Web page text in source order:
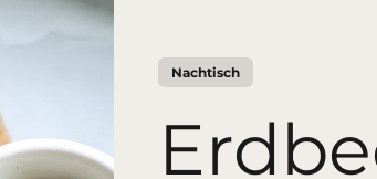
Nachtisch